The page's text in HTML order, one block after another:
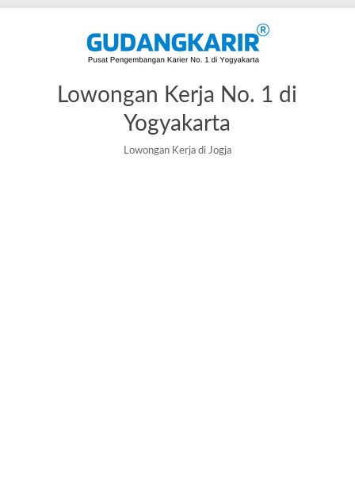
Lowongan Kerja No. 1 di
Yogyakarta
Lowongan Kerja di Jogja